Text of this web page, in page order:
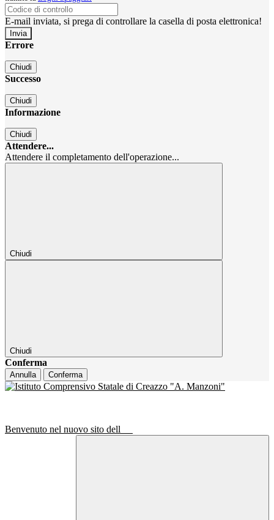
E-mail inviata, si prega di controllare la casella di posta elettronica!
Errore
Chiudi
Successo
Chiudi
Informazione
Chiudi
Attendere...
Attendere il completamento dell'operazione...
Chiudi
Chiudi
Conferma
Annulla Conferma
Benvenuto nel nuovo sito dell